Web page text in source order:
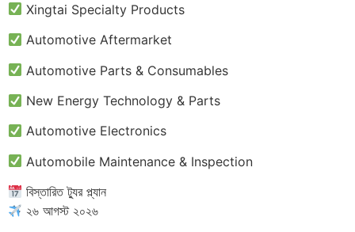
Xingtai Specialty Products
Automotive Aftermarket
Automotive Parts & Consumables
New Energy Technology & Parts
Automotive Electronics
Automobile Maintenance & Inspection
বিস্তারিত ট্যুর প্ল্যান
২৬ আগস্ট ২০২৬